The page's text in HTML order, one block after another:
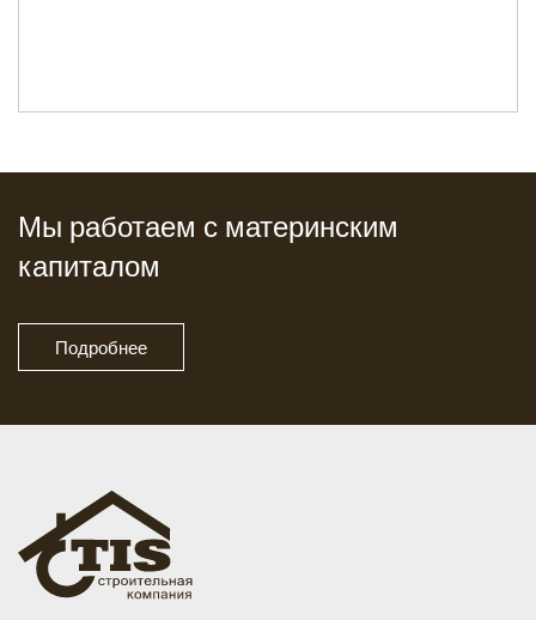
Мы работаем с материнским
капиталом
Подробнее